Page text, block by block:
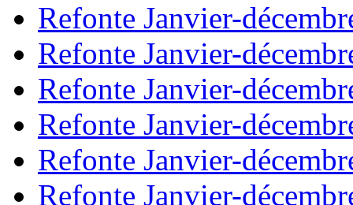
Refonte Janvier-
Refonte Janvier-
Refonte Janvier-
Refonte Janvier-
Refonte Janvier-
Refonte Janvier-